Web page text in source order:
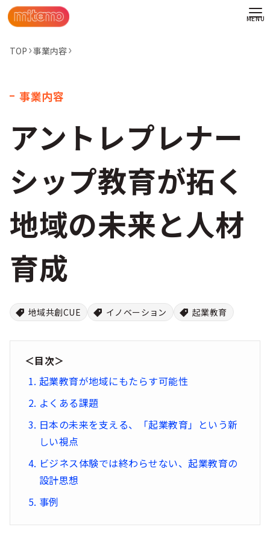
報
TOP 事業内容
事業内容
アントレプレナー
シップ教育が拓く
地域の未来と人材
育成
地域共創CUE イノベーション 起業教育
＜目次＞
起業教育が地域にもたらす可能性
よくある課題
日本の未来を支える、「起業教育」という新
しい視点
ビジネス体験では終わらせない、起業教育の
設計思想
事例